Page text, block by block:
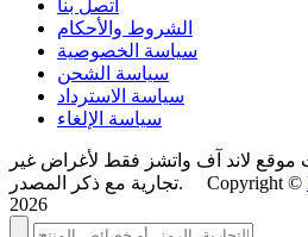
اتصل بنا
الشروط والأحكام
سياسة الخصوصية
سياسة الشحن
سياسة الاسترداد
سياسة الإلغاء
موقع لاند آف واتشز فقط لأغراض غير
تجارية مع ذكر المصدر. Copyright ©
2026